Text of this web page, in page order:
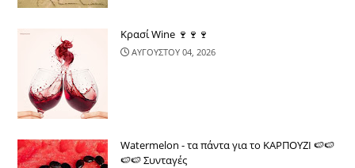
Κρασί Wine 🍷🍷🍷
ΑΥΓΟΥΣΤΟΥ 04, 2026
Watermelon - τα πάντα για το ΚΑΡΠΟΥΖΙ 🍉🍉
🍉🍉 Συνταγές